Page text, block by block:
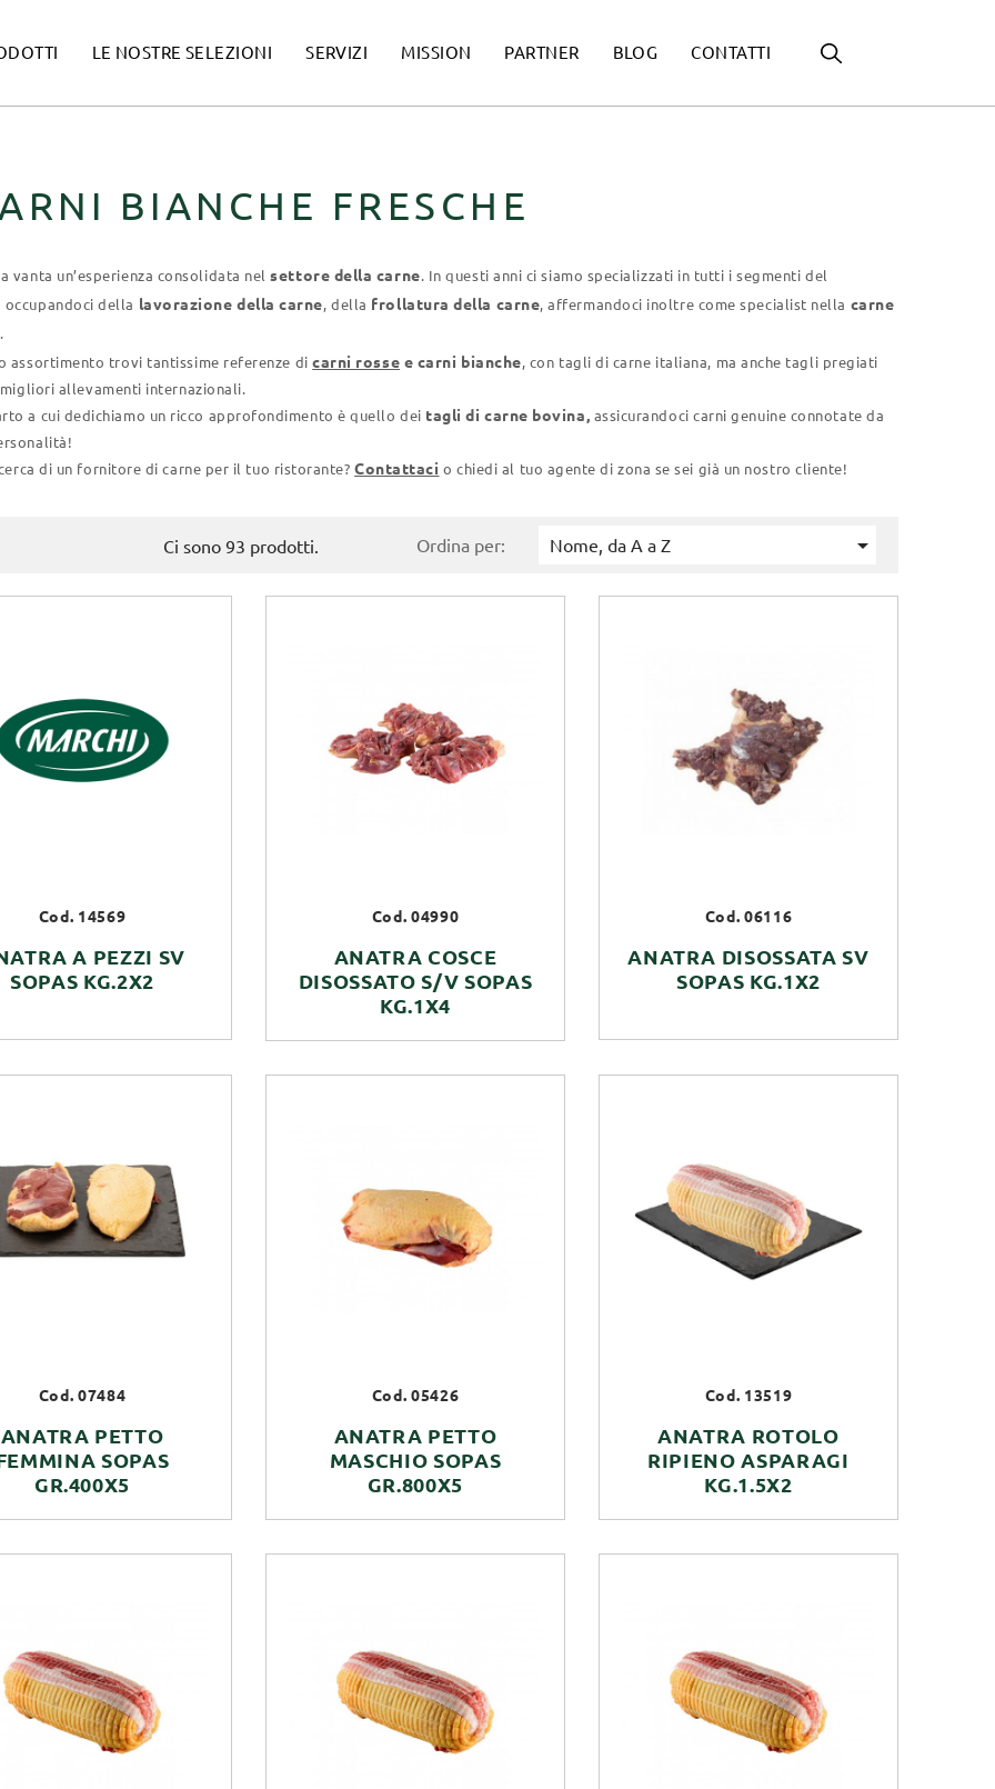
LE NOSTRE SELEZIONI SERVIZI MISSION PARTNER BLOG CONTATTI
BIANCHE FRESCHE
vanta un’esperienza consolidata nelsettore della carne. In questi anni ci siamo specializzati in tutti i segmenti del
della lavorazione della carne, della frollatura della carne, affermandoci inoltre come specialist nella carne
.
assortimento trovi tantissime referenze dicarni rosse e carni bianche, con tagli di carne italiana, ma anche tagli pregiati
allevamenti internazionali.
a cui dedichiamo un ricco approfondimento è quello dei tagli di carne bovina, assicurandoci carni genuine connotate da
di un fornitore di carne per il tuo ristorante?Contattaci o chiedi al tuo agente di zona se sei già un nostro cliente!
Ci sono 93 prodotti. Ordina per: Nome, da A a Z 
Cod. 14569
A PEZZI SV
SOPAS KG.2X2
Cod. 04990
ANATRA COSCE
DISOSSATO S/V SOPAS
KG.1X4
Cod. 06116
ANATRA DISOSSATA SV
SOPAS KG.1X2
Cod. 07484
ANATRA PETTO
SOPAS
GR.400X5
Cod. 05426
ANATRA PETTO
MASCHIO SOPAS
GR.800X5
Cod. 13519
ANATRA ROTOLO
RIPIENO ASPARAGI
KG.1.5X2